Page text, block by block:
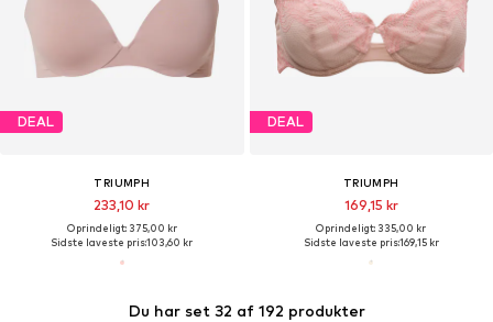
Du har set 32 af 192 produkter
DEAL
TRIUMPH
233,10 kr
Oprindeligt: 375,00 kr
Sidste laveste pris:103,60 kr
DEAL
TRIUMPH
169,15 kr
Oprindeligt: 335,00 kr
Sidste laveste pris:169,15 kr